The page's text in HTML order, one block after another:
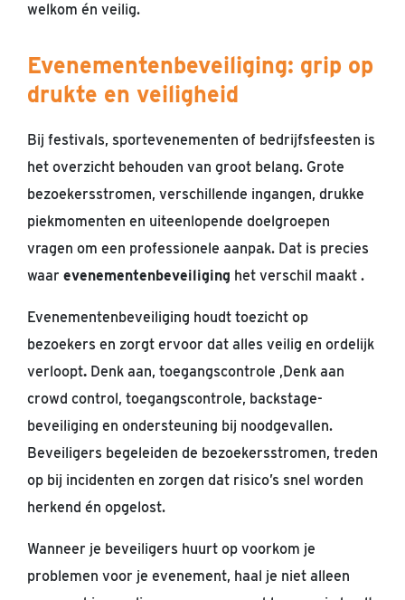
welkom én veilig.
Evenementenbeveiliging: grip op
drukte en veiligheid
Bij festivals, sportevenementen of bedrijfsfeesten is
het overzicht behouden van groot belang. Grote
bezoekersstromen, verschillende ingangen, drukke
piekmomenten en uiteenlopende doelgroepen
vragen om een ​​professionele aanpak. Dat is precies
waar evenementenbeveiliging het verschil maakt .
Evenementenbeveiliging houdt toezicht op
bezoekers en zorgt ervoor dat alles veilig en ordelijk
verloopt. Denk aan, toegangscontrole ,Denk aan
crowd control, toegangscontrole, backstage-
beveiliging en ondersteuning bij noodgevallen.
Beveiligers begeleiden de bezoekersstromen, treden
op bij incidenten en zorgen dat risico’s snel worden
herkend én opgelost.
Wanneer je beveiligers huurt op voorkom je
problemen voor je evenement, haal je niet alleen